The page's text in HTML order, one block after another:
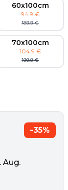
60x100cm
94.9 €
189.9 €
70x100cm
104.9 €
199.9 €
-35%
Aug.